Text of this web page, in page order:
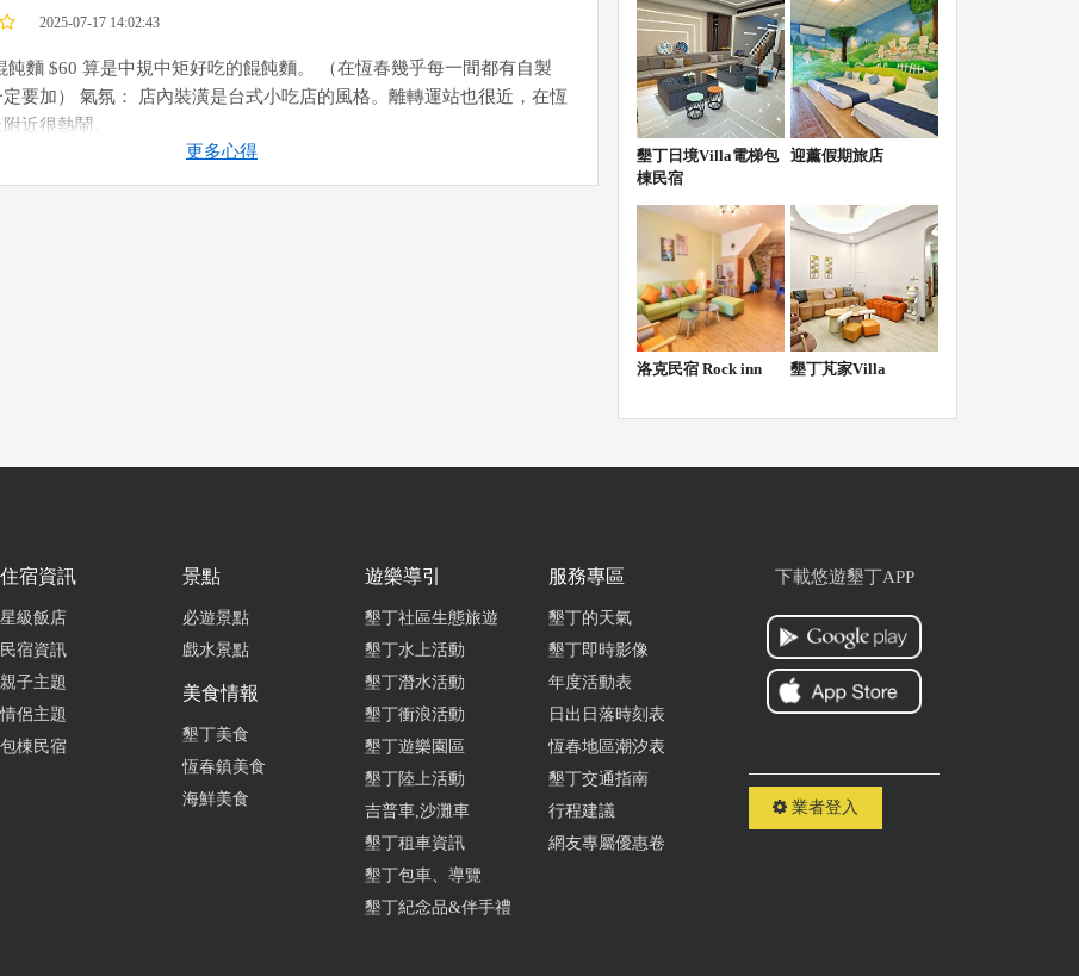
2025-07-17 14:02:43
飩麵 $60 算是中規中矩好吃的餛飩麵。 （在恆春幾乎每一間都有自製
要加） 氣氛： 店內裝潢是台式小吃店的風格。離轉運站也很近，在恆
近很熱鬧。
from google
2024-12-01 15:24:56
應該是我第一次看過，忍不住來吃一下，麵很多，味道很家常 小菜的米
很值得推推
店，麵條軟而不爛，風味具有麵店該有的水準，份量算多，以這裡的物
是划算，來墾丁不想花大錢吃飯，可以選擇這間麵店。與其他麵店比較
更多心得
墾丁日境Villa電梯包
棟民宿
迎薰假期旅店
洛克民宿 Rock inn 墾丁芃家Villa
住宿資訊
星級飯店
民宿資訊
親子主題
情侶主題
包棟民宿
景點
必遊景點
戲水景點
美食情報
墾丁美食
恆春鎮美食
海鮮美食
遊樂導引
墾丁社區生態旅遊
墾丁水上活動
墾丁潛水活動
墾丁衝浪活動
墾丁遊樂園區
墾丁陸上活動
吉普車,沙灘車
墾丁租車資訊
墾丁包車、導覽
墾丁紀念品&伴手禮
服務專區
墾丁的天氣
墾丁即時影像
年度活動表
日出日落時刻表
恆春地區潮汐表
墾丁交通指南
行程建議
網友專屬優惠卷
下載悠遊墾丁APP
業者登入